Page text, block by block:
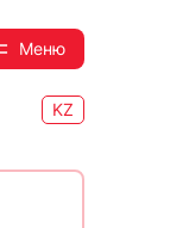
Меню
KZ